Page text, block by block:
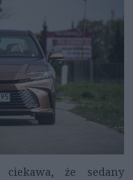
że sedany